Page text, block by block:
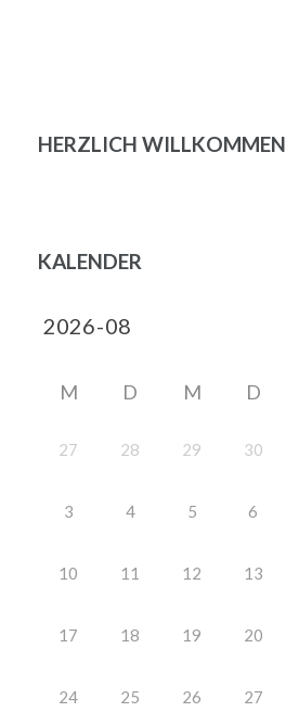
HERZLICH WILLKOMMEN
KALENDER
M D M D
27 28 29 30
3 4 5 6
10 11 12 13
17 18 19 20
24 25 26 27